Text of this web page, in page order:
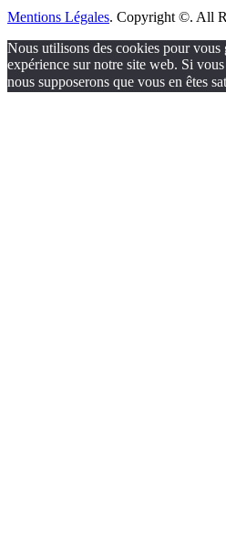
Mentions Légales. Copyright ©. All
Nous utilisons des cookies pour vous
expérience sur notre site web. Si
nous supposerons que vous en êtes